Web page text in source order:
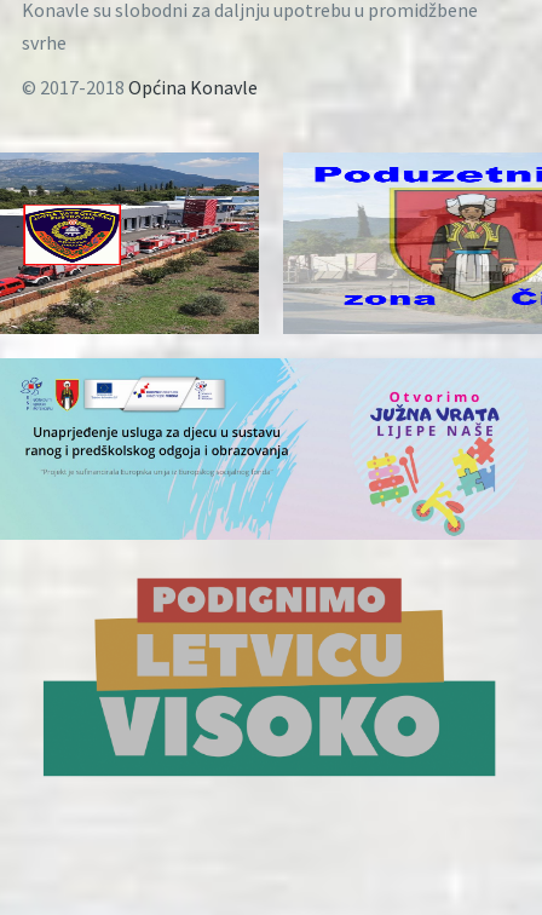
Konavle su slobodni za daljnju upotrebu u promidžbene
svrhe
© 2017-2018 Općina Konavle